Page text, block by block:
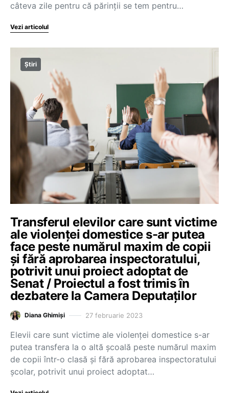
câteva zile pentru că părinții se tem pentru…
Vezi articolul
Știri
Transferul elevilor care sunt victime
ale violenței domestice s-ar putea
face peste numărul maxim de copii
și fără aprobarea inspectoratului,
potrivit unui proiect adoptat de
Senat / Proiectul a fost trimis în
dezbatere la Camera Deputaților
Diana Ghimiși 27 februarie 2023
Elevii care sunt victime ale violenței domestice s-ar
putea transfera la o altă școală peste numărul maxim
de copii într-o clasă și fără aprobarea inspectoratului
școlar, potrivit unui proiect adoptat…